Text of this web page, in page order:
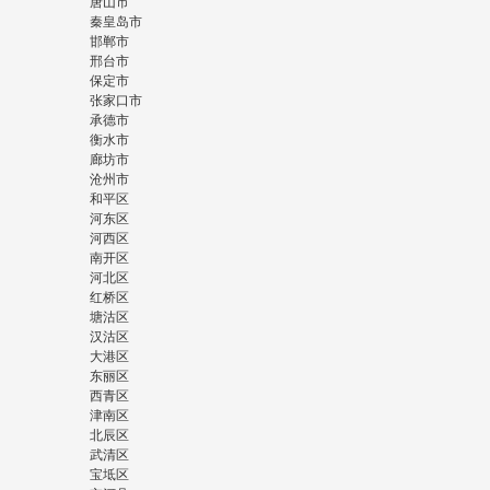
秦皇岛市
邯郸市
邢台市
保定市
张家口市
承德市
衡水市
廊坊市
沧州市
和平区
河东区
河西区
南开区
河北区
红桥区
塘沽区
汉沽区
大港区
东丽区
西青区
津南区
北辰区
武清区
宝坻区